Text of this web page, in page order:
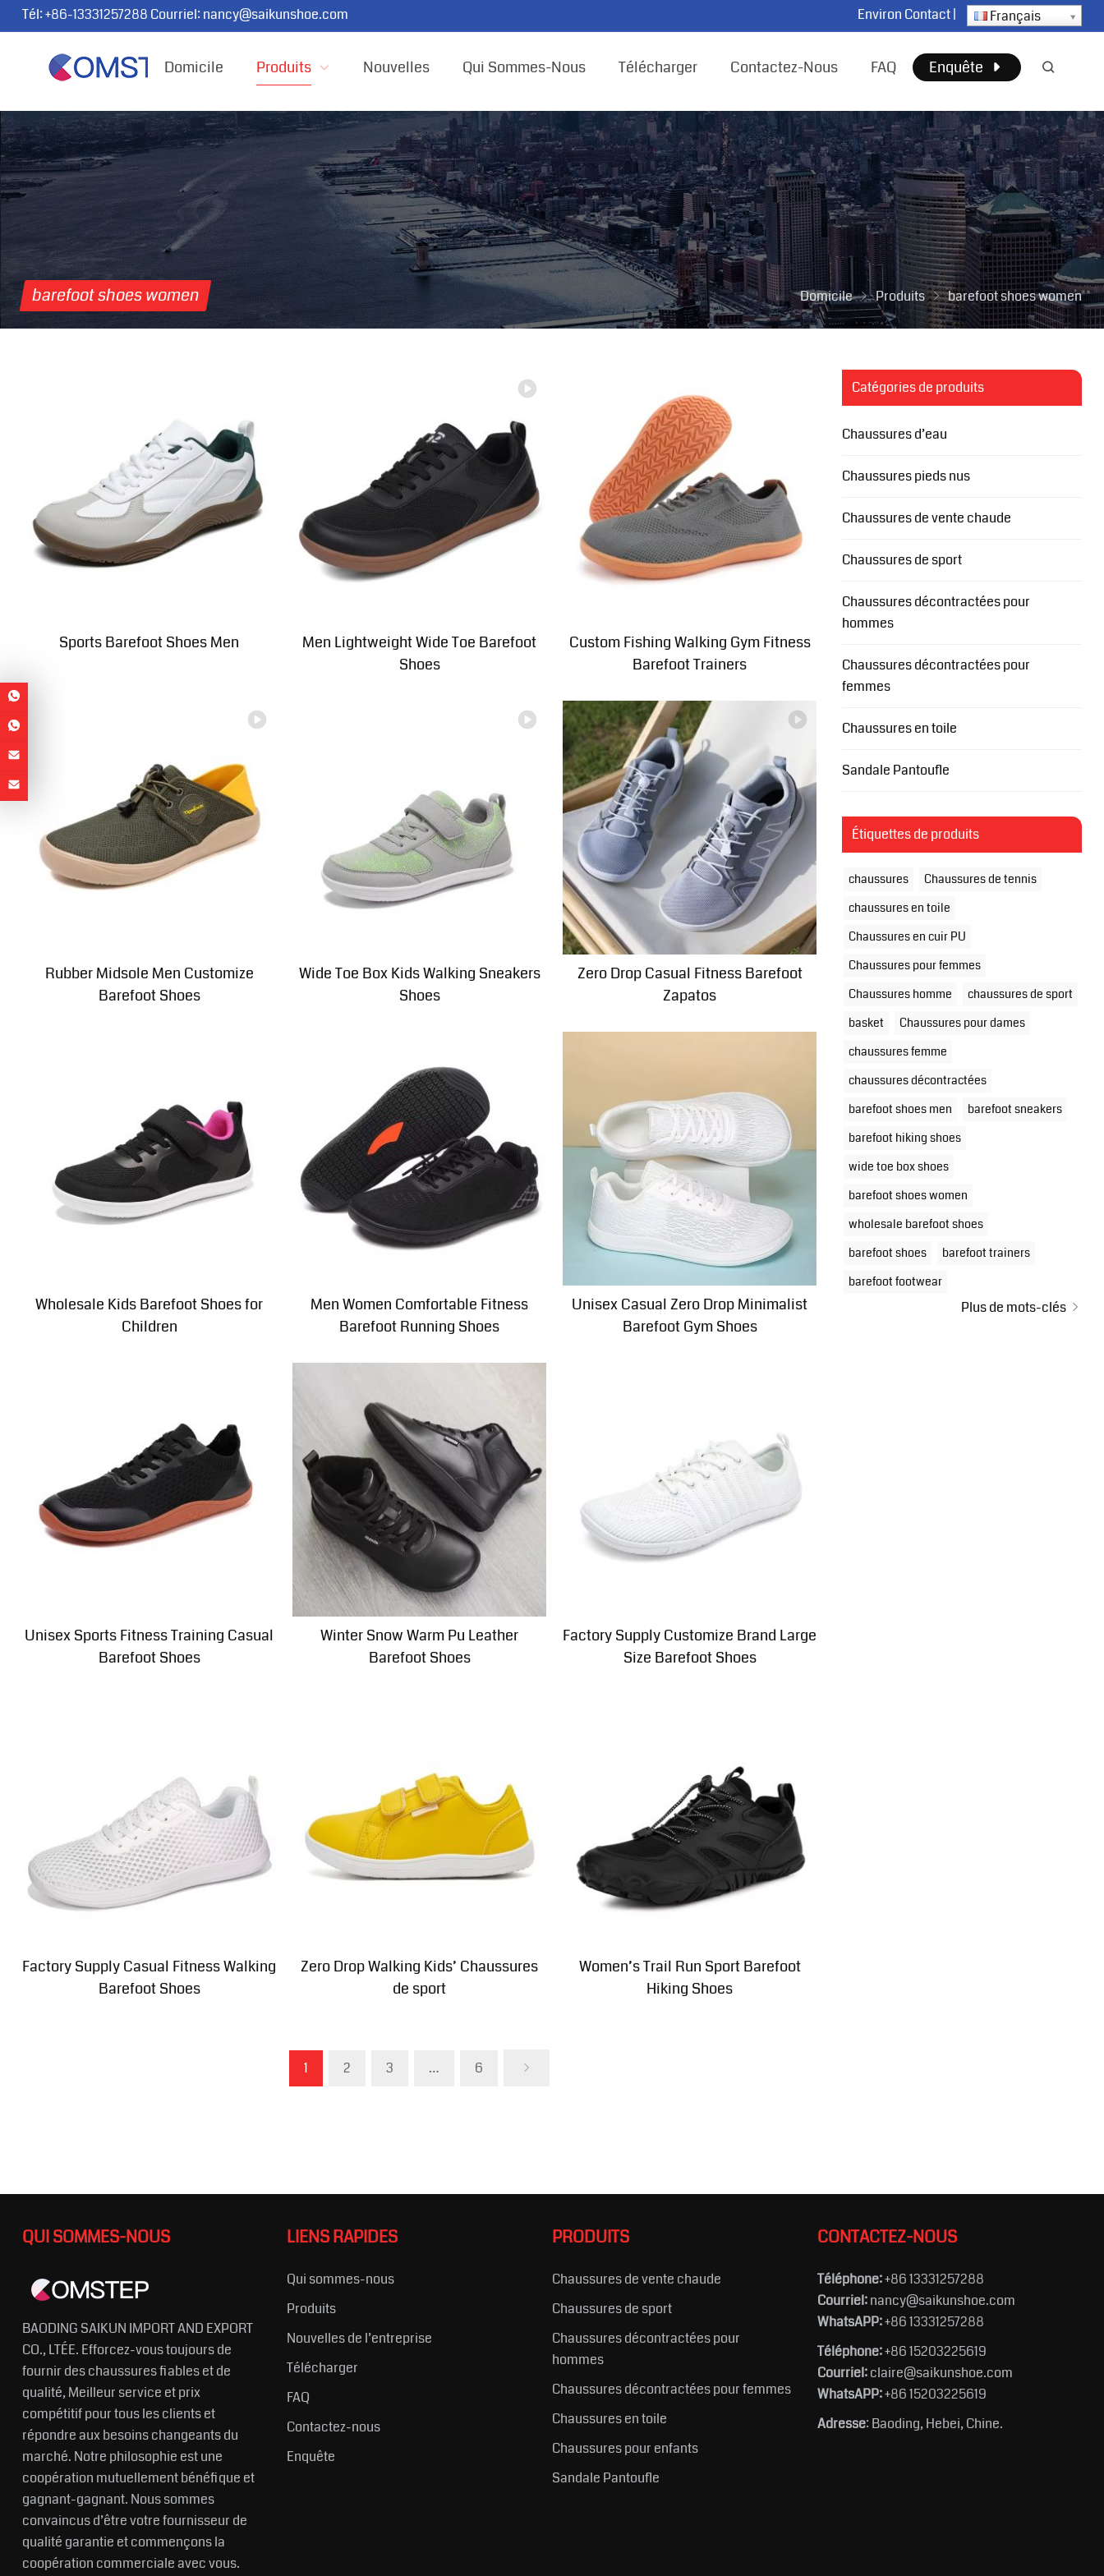
Tél:+86-13331257288 Courriel:nancy@saikunshoe.com Environ Contact| Français
Domicile Produits Nouvelles Qui Sommes-Nous Télécharger Contactez-Nous FAQ Enquête
barefoot shoes women Domicile Produits barefoot shoes women
Sports Barefoot Shoes Men
Men Lightweight Wide Toe Barefoot
Shoes
Custom Fishing Walking Gym Fitness
Barefoot Trainers
Rubber Midsole Men Customize
Barefoot Shoes
Wide Toe Box Kids Walking Sneakers
Shoes
Zero Drop Casual Fitness Barefoot
Zapatos
Wholesale Kids Barefoot Shoes for
Children
Men Women Comfortable Fitness
Barefoot Running Shoes
Unisex Casual Zero Drop Minimalist
Barefoot Gym Shoes
Unisex Sports Fitness Training Casual
Barefoot Shoes
Winter Snow Warm Pu Leather
Barefoot Shoes
Factory Supply Customize Brand Large
Size Barefoot Shoes
Factory Supply Casual Fitness Walking
Barefoot Shoes
Zero Drop Walking Kids’ Chaussures
de sport
Women’s Trail Run Sport Barefoot
Hiking Shoes
1 2 3 … 6
Catégories de produits
Chaussures d’eau
Chaussures pieds nus
Chaussures de vente chaude
Chaussures de sport
Chaussures décontractées pour
hommes
Chaussures décontractées pour
femmes
Chaussures en toile
Sandale Pantoufle
Étiquettes de produits
chaussures
Chaussures de tennis
chaussures en toile
Chaussures en cuir PU
Chaussures pour femmes
Chaussures homme
chaussures de sport
basket
Chaussures pour dames
chaussures femme
chaussures décontractées
barefoot shoes men
barefoot sneakers
barefoot hiking shoes
wide toe box shoes
barefoot shoes women
wholesale barefoot shoes
barefoot shoes
barefoot trainers
barefoot footwear
Plus de mots-clés
QUI SOMMES-NOUS
BAODING SAIKUN IMPORT AND EXPORT
CO., LTÉE. Efforcez-vous toujours de
fournir des chaussures fiables et de
qualité, Meilleur service et prix
compétitif pour tous les clients et
répondre aux besoins changeants du
marché. Notre philosophie est une
coopération mutuellement bénéfique et
gagnant-gagnant. Nous sommes
convaincus d’être votre fournisseur de
qualité garantie et commençons la
coopération commerciale avec vous.
LIENS RAPIDES
Qui sommes-nous
Produits
Nouvelles de l’entreprise
Télécharger
FAQ
Contactez-nous
Enquête
PRODUITS
Chaussures de vente chaude
Chaussures de sport
Chaussures décontractées pour
hommes
Chaussures décontractées pour femmes
Chaussures en toile
Chaussures pour enfants
Sandale Pantoufle
CONTACTEZ-NOUS
Téléphone:+86 13331257288
Courriel:nancy@saikunshoe.com
WhatsAPP:+86 13331257288
Téléphone:+86 15203225619
Courriel:claire@saikunshoe.com
WhatsAPP:+86 15203225619
Adresse: Baoding, Hebei, Chine.